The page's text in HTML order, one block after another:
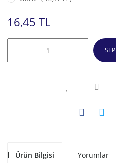
16,45 TL
Ürün Bilgisi Yorumlar